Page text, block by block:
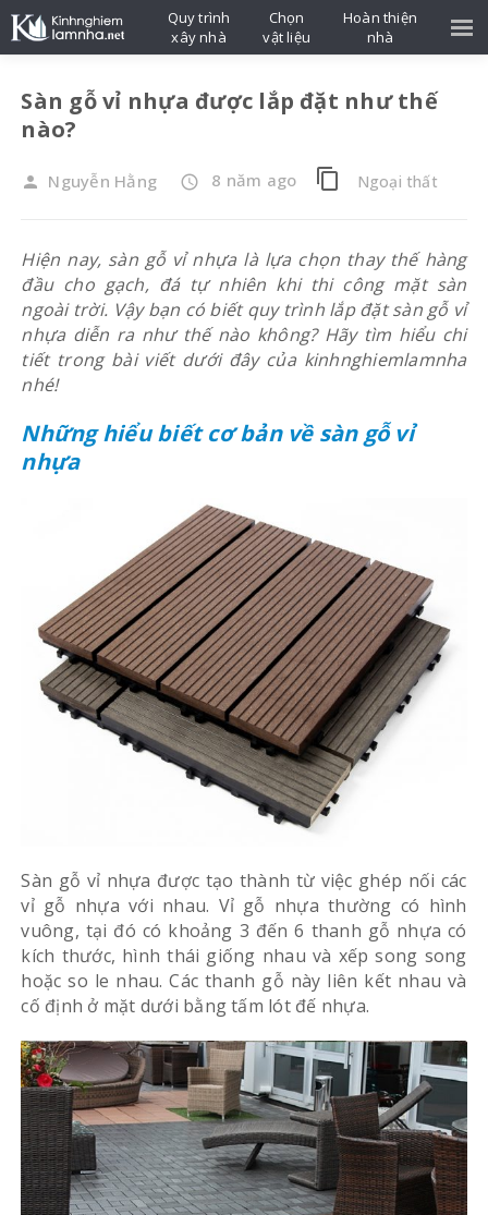
Sàn gỗ vỉ nhựa được lắp đặt như thế
nào?
person Nguyễn Hằng access_time 8 năm ago content_copy Ngoại thất
Hiện nay, sàn gỗ vỉ nhựa là lựa chọn thay thế hàng
đầu cho gạch, đá tự nhiên khi thi công mặt sàn
ngoài trời. Vậy bạn có biết quy trình lắp đặt sàn gỗ vỉ
nhựa diễn ra như thế nào không? Hãy tìm hiểu chi
tiết trong bài viết dưới đây của kinhnghiemlamnha
nhé!
Những hiểu biết cơ bản về sàn gỗ vỉ
nhựa
Sàn gỗ vỉ nhựa được tạo thành từ việc ghép nối các
vỉ gỗ nhựa với nhau. Vỉ gỗ nhựa thường có hình
vuông, tại đó có khoảng 3 đến 6 thanh gỗ nhựa có
kích thước, hình thái giống nhau và xếp song song
hoặc so le nhau. Các thanh gỗ này liên kết nhau và
cố định ở mặt dưới bằng tấm lót đế nhựa.
Quy trình
xây nhà
Chọn
vật liệu
Hoàn thiện
nhà